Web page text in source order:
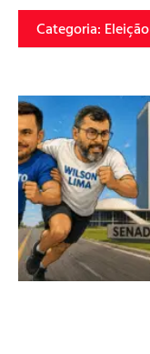
Categoria: Eleição